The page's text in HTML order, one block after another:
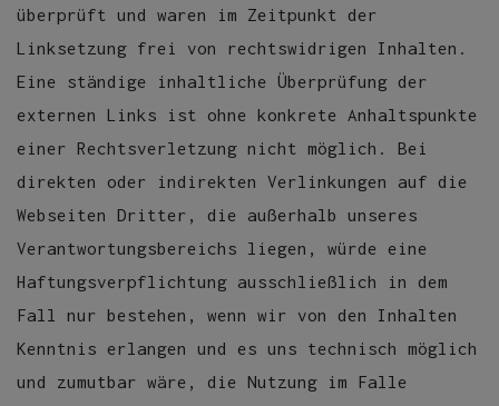
überprüft und waren im Zeitpunkt der
Linksetzung frei von rechtswidrigen Inhalten.
Eine ständige inhaltliche Überprüfung der
externen Links ist ohne konkrete Anhaltspunkte
einer Rechtsverletzung nicht möglich. Bei
direkten oder indirekten Verlinkungen auf die
Webseiten Dritter, die außerhalb unseres
Verantwortungsbereichs liegen, würde eine
Haftungsverpflichtung ausschließlich in dem
Fall nur bestehen, wenn wir von den Inhalten
Kenntnis erlangen und es uns technisch möglich
und zumutbar wäre, die Nutzung im Falle